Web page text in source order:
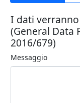
I dati
(General Data
2016/679)
Messaggio